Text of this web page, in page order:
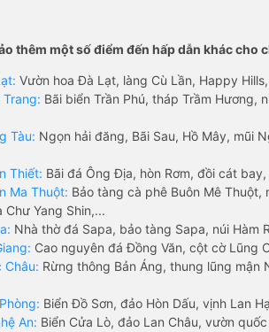
thêm một số điểm đến hấp dẫn khác cho
Vườn hoa Đà Lạt, làng Cù Lần, Happy
Trang: Bãi biển Trần Phú, tháp Trầm Hương,
Tàu: Ngọn hải đăng, Bãi Sau, Hồ Mây, mũi
Thiết: Bãi đá Ông Địa, hòn Rơm, đồi cát
Ma Thuột: Bảo tàng cà phê Buôn Mê Thuột,
Yang Shin,...
Nhà thờ đá Sapa, bảo tàng Sapa, núi Hàm
Cao nguyên đá Đồng Văn, cột cờ Lũng
Châu: Rừng thông Bản Áng, thung lũng mận
Biển Đồ Sơn, đảo Hòn Dấu, vịnh Lan
An: Biển Cửa Lò, đảo Lan Châu, vườn